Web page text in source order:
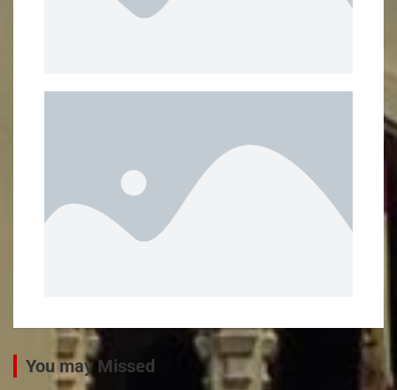
You may Missed